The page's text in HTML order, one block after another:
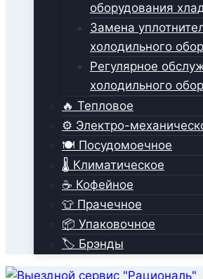
оборудования
Замена
холодильного
Регулярное
холодильного
🔥 Тепловое
⚙️ Электро-
🍽️ Посудомоечное
🌡️ Климатическое
☕ Кофейное
👕 Прачечное
📦 Упаковочное
🏷️ Брэнды